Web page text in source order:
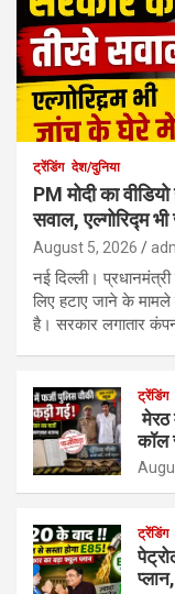
ट्रेंडिंग देश/दुनिया
PM मोदी का
सवाल, एल्गोरिद्म
August 5, 2026
नई दिल्ली।
लिए हटाए जाने के
है। सरकार लगातार
ट्रेंडिंग
मेरठ
कॉल
ट्रेंडिंग